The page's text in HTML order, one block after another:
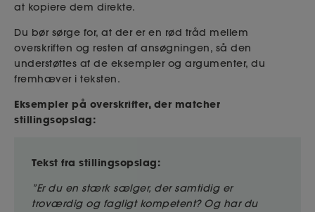
at kopiere dem direkte.
Du bør sørge for, at der er en rød tråd mellem
overskriften og resten af ansøgningen, så den
understøttes af de eksempler og argumenter, du
fremhæver i teksten.
Eksempler på overskrifter, der matcher
stillingsopslag:
Tekst fra stillingsopslag:
”Er du en stærk sælger, der samtidig er
troværdig og fagligt kompetent? Og har du